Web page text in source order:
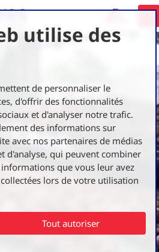
utilise des
de personnaliser le
d'offrir des fonctionnalités
et d'analyser notre trafic.
des informations sur
avec nos partenaires de médias
d'analyse, qui peuvent combiner
que vous leur avez
lors de votre utilisation
Tout autoriser